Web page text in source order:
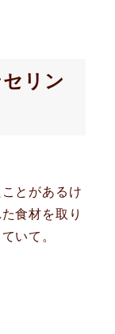
リン
とがあるけ
食材を取り
いて。